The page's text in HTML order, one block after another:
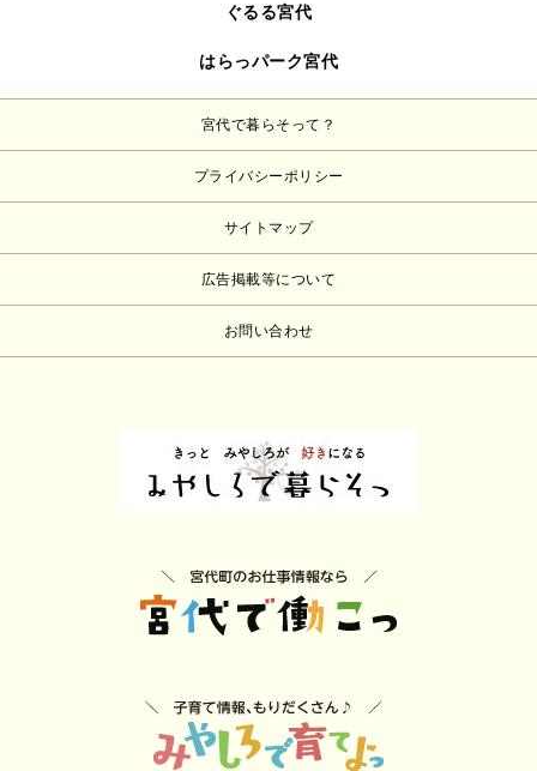
ぐるる宮代
はらっパーク宮代
宮代で暮らそって？
プライバシーポリシー
サイトマップ
広告掲載等について
お問い合わせ